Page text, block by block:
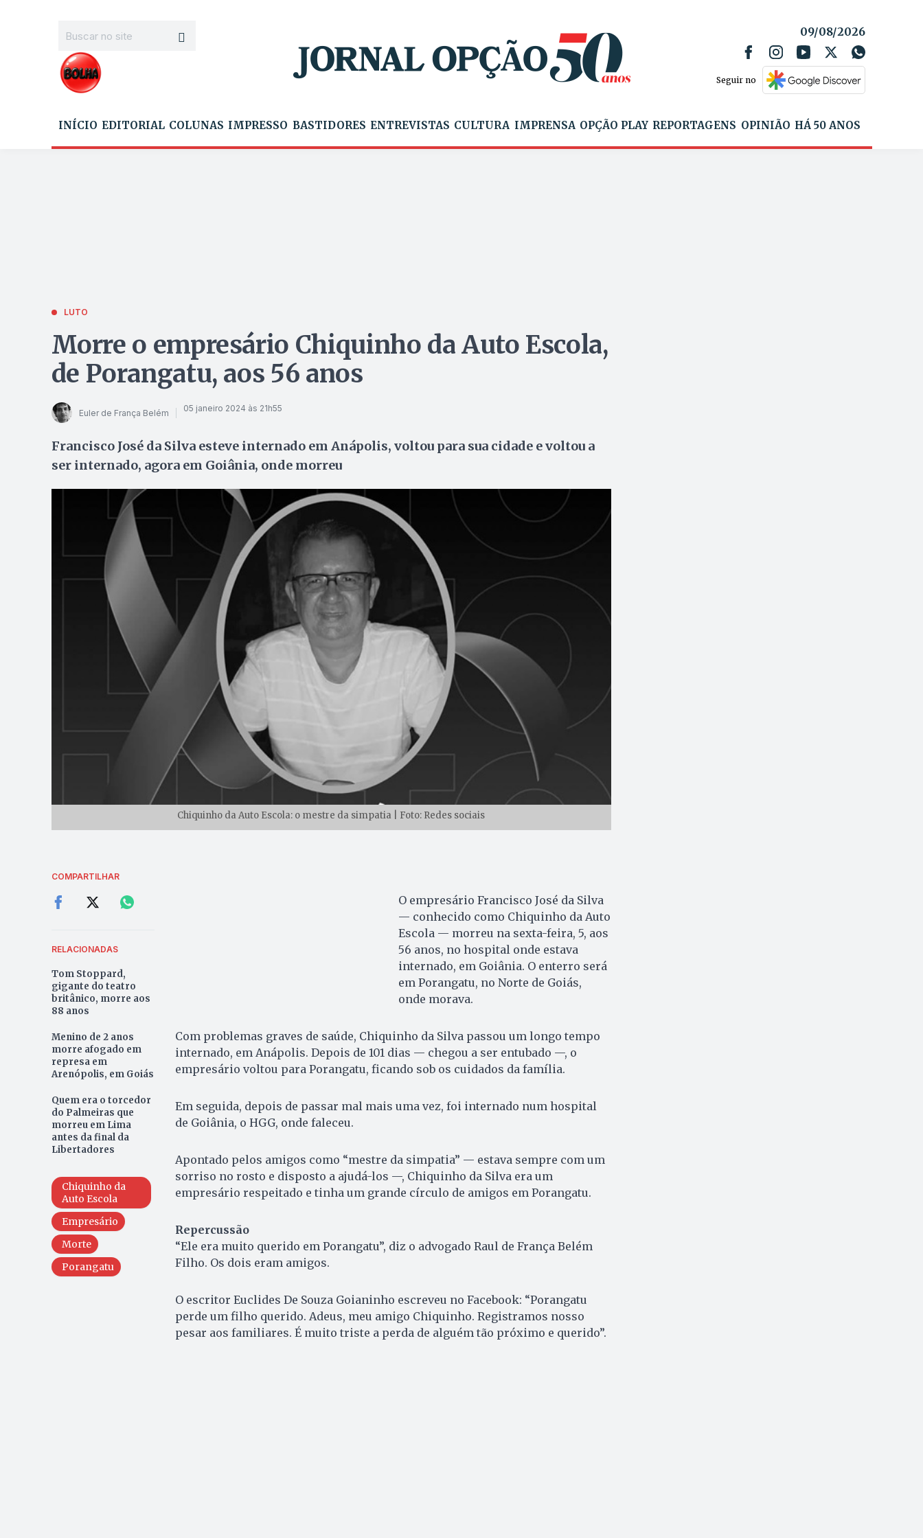
09/08/2026
Seguir no
INÍCIO EDITORIAL COLUNAS IMPRESSO BASTIDORES ENTREVISTAS CULTURA IMPRENSA OPÇÃO PLAY REPORTAGENS OPINIÃO HÁ 50 ANOS
LUTO
Morre o empresário Chiquinho da Auto Escola,
de Porangatu, aos 56 anos
Euler de França Belém 05 janeiro 2024 às 21h55
Francisco José da Silva esteve internado em Anápolis, voltou para sua cidade e voltou a
ser internado, agora em Goiânia, onde morreu
Chiquinho da Auto Escola: o mestre da simpatia | Foto: Redes sociais
COMPARTILHAR
RELACIONADAS
Tom Stoppard,
gigante do teatro
britânico, morre aos
88 anos
Menino de 2 anos
morre afogado em
represa em
Arenópolis, em Goiás
Quem era o torcedor
do Palmeiras que
morreu em Lima
antes da final da
Libertadores
Chiquinho da
Auto Escola
Empresário
Morte
Porangatu
O empresário Francisco José da Silva
— conhecido como Chiquinho da Auto
Escola — morreu na sexta-feira, 5, aos
56 anos, no hospital onde estava
internado, em Goiânia. O enterro será
em Porangatu, no Norte de Goiás,
onde morava.
Com problemas graves de saúde, Chiquinho da Silva passou um longo tempo
internado, em Anápolis. Depois de 101 dias — chegou a ser entubado —, o
empresário voltou para Porangatu, ficando sob os cuidados da família.
Em seguida, depois de passar mal mais uma vez, foi internado num hospital
de Goiânia, o HGG, onde faleceu.
Apontado pelos amigos como “mestre da simpatia” — estava sempre com um
sorriso no rosto e disposto a ajudá-los —, Chiquinho da Silva era um
empresário respeitado e tinha um grande círculo de amigos em Porangatu.
Repercussão
“Ele era muito querido em Porangatu”, diz o advogado Raul de França Belém
Filho. Os dois eram amigos.
O escritor Euclides De Souza Goianinho escreveu no Facebook: “Porangatu
perde um filho querido. Adeus, meu amigo Chiquinho. Registramos nosso
pesar aos familiares. É muito triste a perda de alguém tão próximo e querido”.